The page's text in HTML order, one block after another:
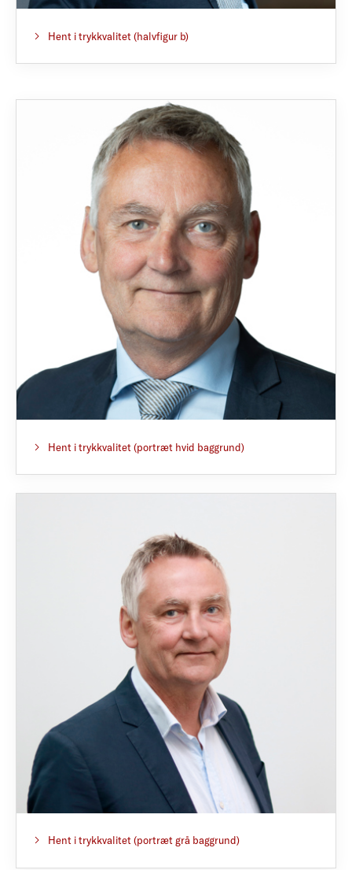
Hent i trykkvalitet (halvfigur b)
Hent i trykkvalitet (portræt hvid baggrund)
Hent i trykkvalitet (portræt grå baggrund)